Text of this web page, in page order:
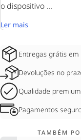
o dispositivo ...
Ler mais
Entregas grátis
Devoluções no
Qualidade premium
Pagamentos
TAMBÉM